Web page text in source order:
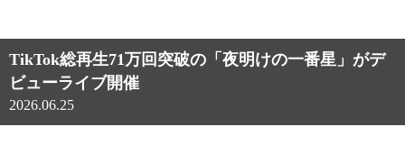
TikTok総再生71万回突破の「夜明けの一番星」がデ
ビューライブ開催
2026.06.25